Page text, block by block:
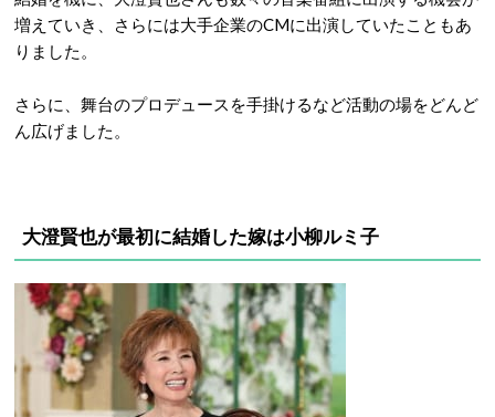
増えていき、さらには大手企業のCMに出演していたこともあ
りました。
さらに、舞台のプロデュースを手掛けるなど活動の場をどんど
ん広げました。
大澄賢也が最初に結婚した嫁は小柳ルミ子